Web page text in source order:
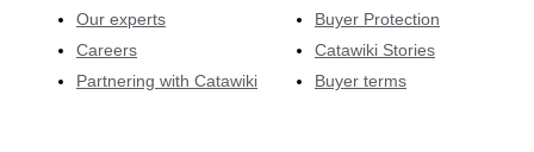
Our experts
Careers
Partnering with Catawiki
Buyer Protection
Catawiki Stories
Buyer terms